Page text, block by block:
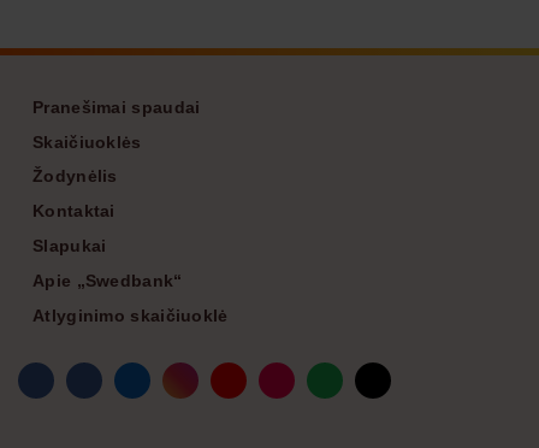
Footer
Pranešimai spaudai
Skaičiuoklės
Žodynėlis
Kontaktai
Slapukai
Apie „Swedbank“
Atlyginimo skaičiuoklė